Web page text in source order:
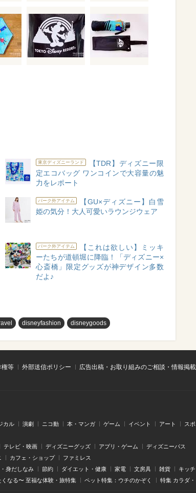
東京ディズニーランド
【TDR】ディズニー限
定エコバッグ ワンコインで大容量の魅
力をレポート
パーク外アイテム
【GU×ディズニー】白雪
姫の気分！大人可愛いラウンジウェア
パーク外アイテム
【これは欲しい】ミッキ
ーたちが道頓堀に降臨！「ディズニー×
心斎橋」限定グッズが神デザイン多数
だよ♪
disneyfashion disneygoods
権等 外部送信ポリシー
広告出稿・お取り組みのご相談・情報掲
カル 演劇 ニコ動 本・マンガ ゲーム イベント アート ス
テレビ・映画 ディズニーグッズ アプリ・ゲーム ディズニーパス
カフェ・ショップ ファミレス
身だしなみ 節約 ダイエット・健康 家電 文房具 雑貨 キッ
くなる〜 至福な体験・旅特集 ペット特集：ウチのかぞく 特集 カラダ